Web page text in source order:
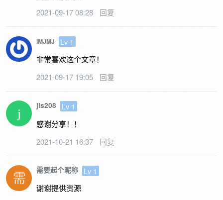
2021-09-17 08:28
回复
iMJMJ
Lv 1
非常喜欢这个文章！
2021-09-17 19:05
回复
jls208
Lv 1
感谢分享！！
2021-10-21 16:37
回复
需要起个昵称
Lv 1
谢谢提供资源